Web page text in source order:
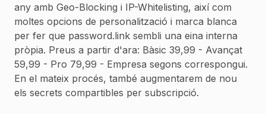
any amb Geo-Blocking i IP-Whitelisting, així com
moltes opcions de personalització i marca blanca
per fer que password.link sembli una eina interna
pròpia. Preus a partir d'ara: Bàsic 39,99 - Avançat
59,99 - Pro 79,99 - Empresa segons correspongui.
En el mateix procés, també augmentarem de nou
els secrets compartibles per subscripció.